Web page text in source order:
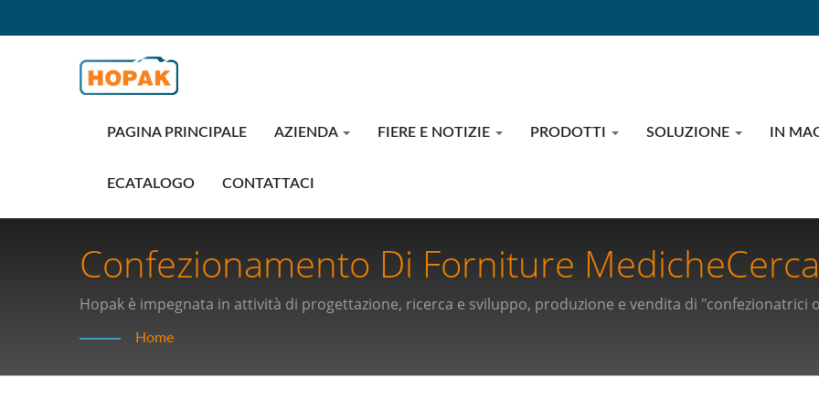
PAGINA PRINCIPALE AZIENDA FIERE E NOTIZIE PRODOTTI SOLUZIONE IN
ECATALOGO CONTATTACI
Confezionamento Di Forniture
L'efficienza: Scopri Le Migliori Soluzioni Di
Velocità Per La Tua Industria
Hopak è impegnata in attività di progettazione, ricerca e sviluppo, produzione e vendita di "confezionatrici
confezionamento di automazione.
Home